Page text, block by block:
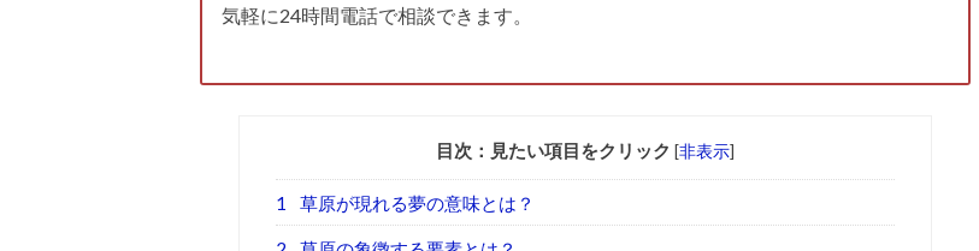
気軽に24時間電話で相談できます。
目次：見たい項目をクリック [非表示]
1 草原が現れる夢の意味とは？